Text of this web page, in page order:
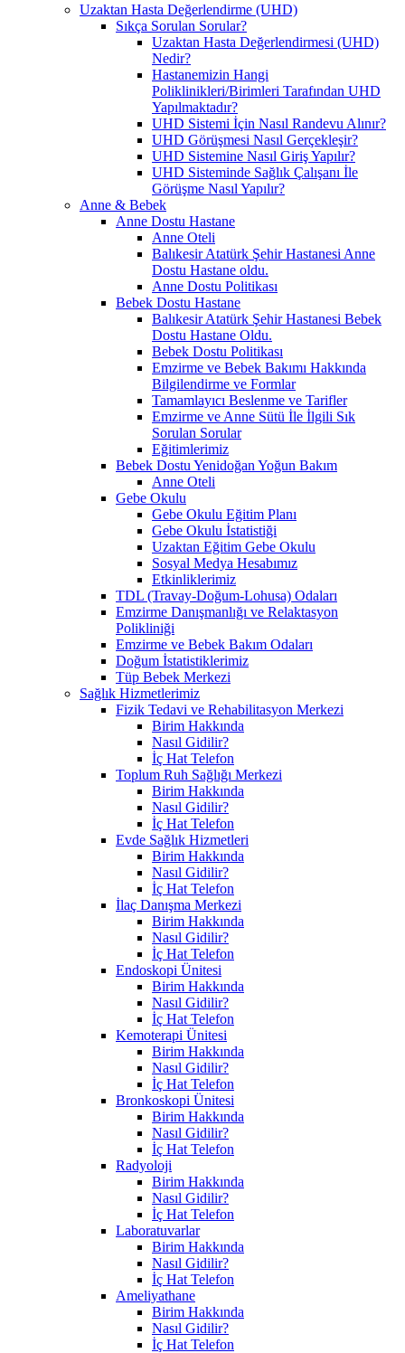
Uzaktan Hasta Değerlendirme (UHD)
Sıkça Sorulan Sorular?
Uzaktan Hasta Değerlendirmesi (UHD)
Nedir?
Hastanemizin Hangi
Poliklinikleri/Birimleri Tarafından UHD
Yapılmaktadır?
UHD Sistemi İçin Nasıl Randevu Alınır?
UHD Görüşmesi Nasıl Gerçekleşir?
UHD Sistemine Nasıl Giriş Yapılır?
UHD Sisteminde Sağlık Çalışanı İle
Görüşme Nasıl Yapılır?
Anne & Bebek
Anne Dostu Hastane
Anne Oteli
Balıkesir Atatürk Şehir Hastanesi Anne
Dostu Hastane oldu.
Anne Dostu Politikası
Bebek Dostu Hastane
Balıkesir Atatürk Şehir Hastanesi Bebek
Dostu Hastane Oldu.
Bebek Dostu Politikası
Emzirme ve Bebek Bakımı Hakkında
Bilgilendirme ve Formlar
Tamamlayıcı Beslenme ve Tarifler
Emzirme ve Anne Sütü İle İlgili Sık
Sorulan Sorular
Eğitimlerimiz
Bebek Dostu Yenidoğan Yoğun Bakım
Anne Oteli
Gebe Okulu
Gebe Okulu Eğitim Planı
Gebe Okulu İstatistiği
Uzaktan Eğitim Gebe Okulu
Sosyal Medya Hesabımız
Etkinliklerimiz
TDL (Travay-Doğum-Lohusa) Odaları
Emzirme Danışmanlığı ve Relaktasyon
Polikliniği
Emzirme ve Bebek Bakım Odaları
Doğum İstatistiklerimiz
Tüp Bebek Merkezi
Sağlık Hizmetlerimiz
Fizik Tedavi ve Rehabilitasyon Merkezi
Birim Hakkında
Nasıl Gidilir?
İç Hat Telefon
Toplum Ruh Sağlığı Merkezi
Birim Hakkında
Nasıl Gidilir?
İç Hat Telefon
Evde Sağlık Hizmetleri
Birim Hakkında
Nasıl Gidilir?
İç Hat Telefon
İlaç Danışma Merkezi
Birim Hakkında
Nasıl Gidilir?
İç Hat Telefon
Endoskopi Ünitesi
Birim Hakkında
Nasıl Gidilir?
İç Hat Telefon
Kemoterapi Ünitesi
Birim Hakkında
Nasıl Gidilir?
İç Hat Telefon
Bronkoskopi Ünitesi
Birim Hakkında
Nasıl Gidilir?
İç Hat Telefon
Radyoloji
Birim Hakkında
Nasıl Gidilir?
İç Hat Telefon
Laboratuvarlar
Birim Hakkında
Nasıl Gidilir?
İç Hat Telefon
Ameliyathane
Birim Hakkında
Nasıl Gidilir?
İç Hat Telefon